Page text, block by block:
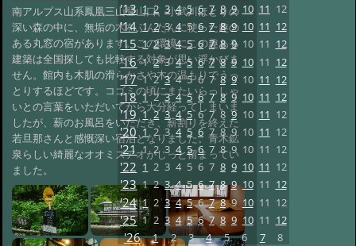
南アルプス山系鳳凰三山登山口、小武川ほとりの
深い森の中に、無垢の木をふんだんに使った趣の
ある丸窓の宿があります。この環境にこの趣ある
建築は全国探しても比較する対象が思い浮かびま
せん。館内も木肌の滑らかさや木の温もりでうっ
とりするほどです。コゴミの頃にまたいらっしゃ
いとの言葉をいただいてから大分経ってしまいま
したが、薪のお風呂をいただき、薪割りを終えた
若旦那さんと感慨深い宿泊となりました。青木鉱
泉らしい綺麗なオオミズアオがじっと留まってい
ました。
'13 1 2 3 4 5 6 7 8 9 10 11 12
'14 1 2 3 4 5 6 7 8 9 10 11 12
'15 1 2 3 4 5 6 7 8 9 10 11 12
'16 1 2 3 4 5 6 7 8 9 10 11 12
'17 1 2 3 4 5 6 7 8 9 10 11 12
'18 1 2 3 4 5 6 7 8 9 10 11 12
'19 1 2 3 4 5 6 7 8 9 10 11 12
'20 1 2 3 4 5 6 7 8 9 10 11 12
'21 1 2 3 4 5 6 7 8 9 10 11 12
'22 1 2 3 4 5 6 7 8 9 10 11 12
'23 1 2 3 4 5 6 7 8 9 10 11 12
'24 1 2 3 4 5 6 7 8 9 10 11 12
'25 1 2 3 4 5 6 7 8 9 10 11 12
'26 1 2 3 4 5 6 7 8